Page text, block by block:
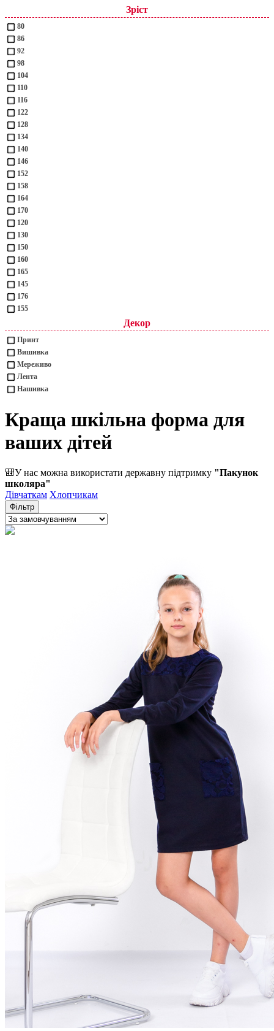
Зріст
80
86
92
98
104
110
116
122
128
134
140
146
152
158
164
170
120
130
150
160
165
145
176
155
Декор
Принт
Вишивка
Мереживо
Лента
Нашивка
Краща шкільна форма для
ваших дітей
🎒У нас можна використати державну підтримку "Пакунок
школяра"
Дівчаткам Хлопчикам
Фільтр